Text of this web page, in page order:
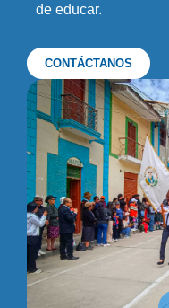
de educar.
CONTÁCTANOS